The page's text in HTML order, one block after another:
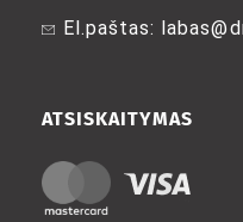
ATSISKAITYMAS
El.paštas: